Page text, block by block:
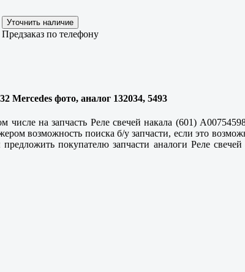
Предзаказ по телефону
Mercedes фото, аналог 132034, 5493
на запчасть Реле свечей накала (601)
возможность поиска б/у запчасти, если это
покупателю запчасти аналоги Реле